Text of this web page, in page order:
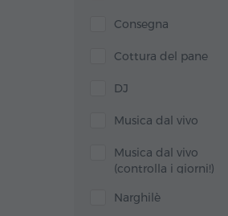
Consegna
Cottura del pane
DJ
Musica dal vivo
Musica dal vivo
(controlla i giorni!)
Narghilè